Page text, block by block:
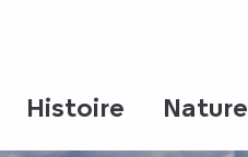
Histoire Nature